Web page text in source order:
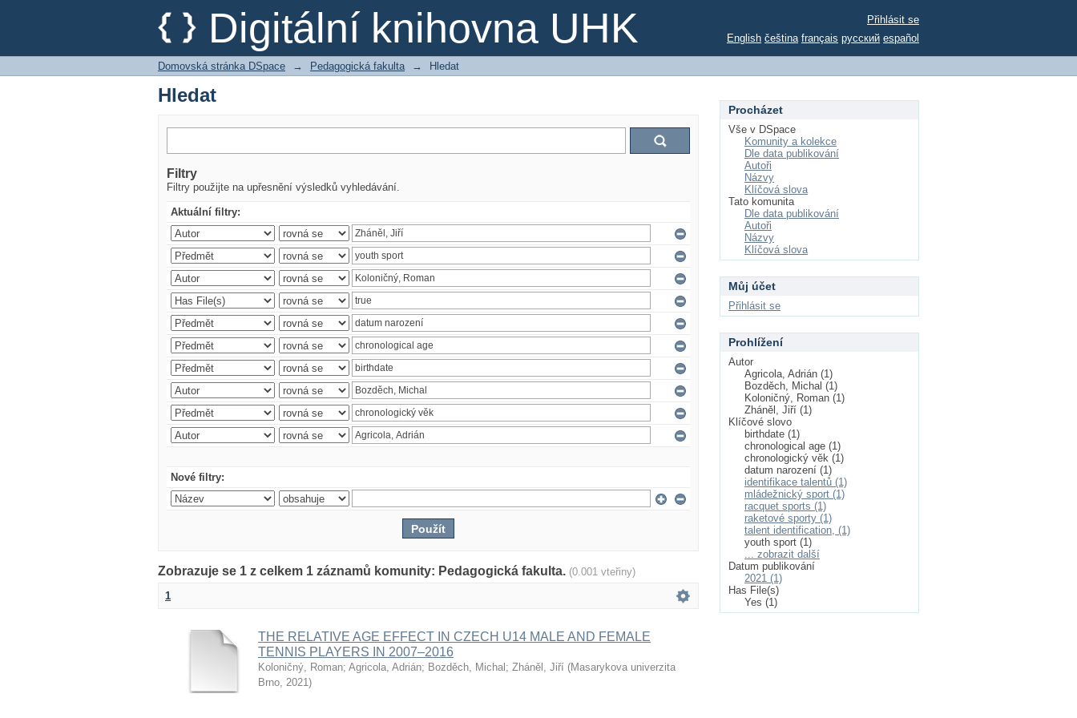
Digitální knihovna UHK
Hledat
Přihlásit se
English čeština français русский español
Domovská stránka DSpace → Pedagogická fakulta → Hledat
Hledat
Filtry
Filtry použijte na upřesnění výsledků vyhledávání.
Aktuální filtry:
Nové filtry:
Zobrazuje se 1 z celkem 1 záznamů komunity: Pedagogická fakulta. (0.001 vteřiny)
1
THE RELATIVE AGE EFFECT IN CZECH U14 MALE AND FEMALE
TENNIS PLAYERS IN 2007–2016
Koloničný, Roman; Agricola, Adrián; Bozděch, Michal ; Zháněl, Jiří (Masarykova univerzita
Brno, 2021)
Procházet
Vše v DSpace
Komunity a kolekce
Dle data publikování
Autoři
Názvy
Klíčová slova
Tato komunita
Dle data publikování
Autoři
Názvy
Klíčová slova
Můj účet
Přihlásit se
Prohlížení
Autor
Agricola, Adrián (1)
Bozděch, Michal (1)
Koloničný, Roman (1)
Zháněl, Jiří (1)
Klíčové slovo
birthdate (1)
chronological age (1)
chronologický věk (1)
datum narození (1)
identifikace talentů (1)
mládežnický sport (1)
racquet sports (1)
raketové sporty (1)
talent identification, (1)
youth sport (1)
... zobrazit další
Datum publikování
2021 (1)
Has File(s)
Yes (1)